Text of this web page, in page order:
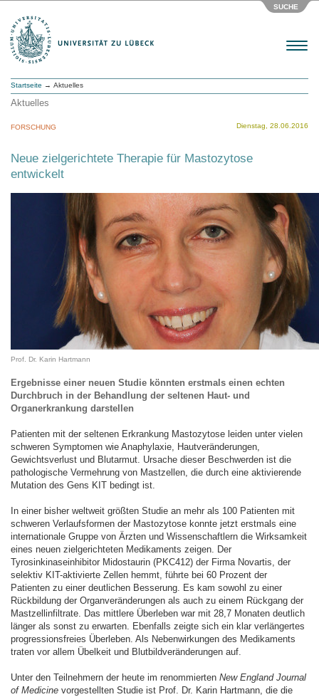
SUCHE
Menu
Startseite → Aktuelles
Aktuelles
Dienstag, 28.06.2016
FORSCHUNG
Neue zielgerichtete Therapie für Mastozytose
entwickelt
Prof. Dr. Karin Hartmann
Ergebnisse einer neuen Studie könnten erstmals einen echten
Durchbruch in der Behandlung der seltenen Haut- und
Organerkrankung darstellen
Patienten mit der seltenen Erkrankung Mastozytose leiden unter vielen
schweren Symptomen wie Anaphylaxie, Hautveränderungen,
Gewichtsverlust und Blutarmut. Ursache dieser Beschwerden ist die
pathologische Vermehrung von Mastzellen, die durch eine aktivierende
Mutation des Gens KIT bedingt ist.
In einer bisher weltweit größten Studie an mehr als 100 Patienten mit
schweren Verlaufsformen der Mastozytose konnte jetzt erstmals eine
internationale Gruppe von Ärzten und Wissenschaftlern die Wirksamkeit
eines neuen zielgerichteten Medikaments zeigen. Der
Tyrosinkinaseinhibitor Midostaurin (PKC412) der Firma Novartis, der
selektiv KIT-aktivierte Zellen hemmt, führte bei 60 Prozent der
Patienten zu einer deutlichen Besserung. Es kam sowohl zu einer
Rückbildung der Organveränderungen als auch zu einem Rückgang der
Mastzellinfiltrate. Das mittlere Überleben war mit 28,7 Monaten deutlich
länger als sonst zu erwarten. Ebenfalls zeigte sich ein klar verlängertes
progressionsfreies Überleben. Als Nebenwirkungen des Medikaments
traten vor allem Übelkeit und Blutbildveränderungen auf.
Unter den Teilnehmern der heute im renommierten New England Journal
of Medicine vorgestellten Studie ist Prof. Dr. Karin Hartmann, die die